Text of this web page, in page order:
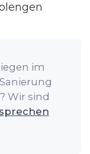
im
Wir sind
sprechen